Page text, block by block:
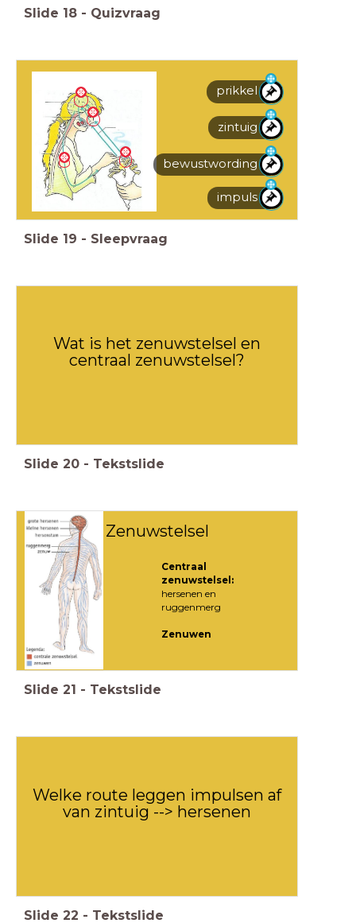
Slide 18 - Quizvraag
prikkel
zintuig
bewustwording
impuls
Slide 19 - Sleepvraag
Wat is het zenuwstelsel en
centraal zenuwstelsel?
Slide 20 - Tekstslide
Zenuwstelsel
Centraal
zenuwstelsel:
hersenen en
ruggenmerg
Zenuwen
Slide 21 - Tekstslide
Welke route leggen impulsen af
van zintuig --> hersenen
Slide 22 - Tekstslide